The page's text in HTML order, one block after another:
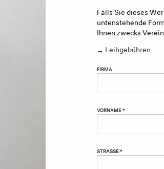
Falls Sie dieses
untenstehende
Ihnen zwecks
→ Leihgebühren
FIRMA
VORNAME *
STRASSE *